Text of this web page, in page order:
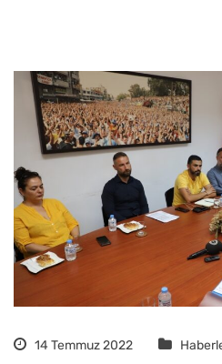
14 Temmuz 2022